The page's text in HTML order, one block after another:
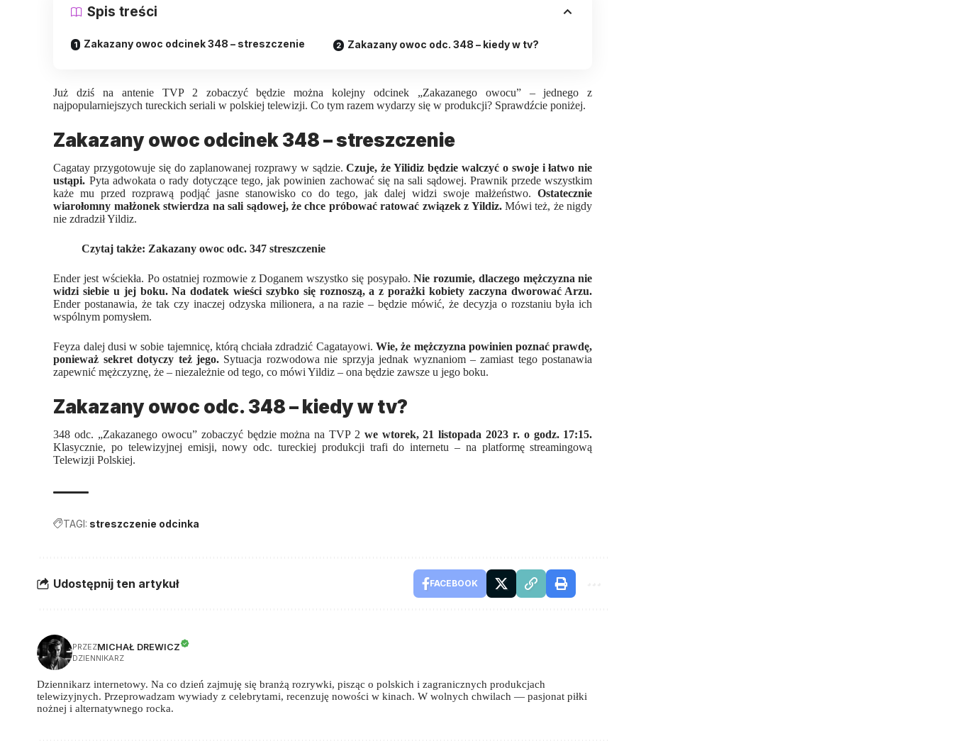
Spis treści
Zakazany owoc odcinek 348 – streszczenie Zakazany owoc odc. 348 – kiedy w tv?
Już dziś na antenie TVP 2 zobaczyć będzie można kolejny odcinek „Zakazanego owocu” – jednego z
najpopularniejszych tureckich seriali w polskiej telewizji. Co tym razem wydarzy się w produkcji? Sprawdźcie poniżej.
Zakazany owoc odcinek 348 – streszczenie
Cagatay przygotowuje się do zaplanowanej rozprawy w sądzie.Czuje, że Yilidiz będzie walczyć o swoje i łatwo nie
ustąpi. Pyta adwokata o rady dotyczące tego, jak powinien zachować się na sali sądowej. Prawnik przede wszystkim
każe mu przed rozprawą podjąć jasne stanowisko co do tego, jak dalej widzi swoje małżeństwo.Ostatecznie
wiarołomny małżonek stwierdza na sali sądowej, że chce próbować ratować związek z Yildiz.Mówi też, że nigdy
nie zdradził Yildiz.
Czytaj także: Zakazany owoc odc. 347 streszczenie
Ender jest wściekła. Po ostatniej rozmowie z Doganem wszystko się posypało.Nie rozumie, dlaczego mężczyzna nie
widzi siebie u jej boku. Na dodatek wieści szybko się roznoszą, a z porażki kobiety zaczyna dworować Arzu.
Ender postanawia, że tak czy inaczej odzyska milionera, a na razie – będzie mówić, że decyzja o rozstaniu była ich
wspólnym pomysłem.
Feyza dalej dusi w sobie tajemnicę, którą chciała zdradzić Cagatayowi.Wie, że mężczyzna powinien poznać prawdę,
ponieważ sekret dotyczy też jego. Sytuacja rozwodowa nie sprzyja jednak wyznaniom – zamiast tego postanawia
zapewnić mężczyznę, że – niezależnie od tego, co mówi Yildiz – ona będzie zawsze u jego boku.
Zakazany owoc odc. 348 – kiedy w tv?
348 odc. „Zakazanego owocu” zobaczyć będzie można na TVP 2 we wtorek, 21 listopada 2023 r. o godz. 17:15.
Klasycznie, po telewizyjnej emisji, nowy odc.tureckiej produkcji trafi do internetu – na platformę streamingową
Telewizji Polskiej.
TAGI: streszczenie odcinka
Udostępnij ten artykuł FACEBOOK
PRZEZMICHAŁ DREWICZ
DZIENNIKARZ
Dziennikarz internetowy. Na co dzień zajmuję się branżą rozrywki, pisząc o polskich i zagranicznych produkcjach
telewizyjnych. Przeprowadzam wywiady z celebrytami, recenzuję nowości w kinach. W wolnych chwilach — pasjonat piłki
nożnej i alternatywnego rocka.